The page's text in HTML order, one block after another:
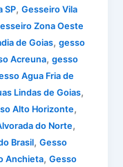
SP,Gesseiro Vila
Zona Oeste
de Goias,gesso
Acreuna,gesso
Agua Fria de
Lindas de Goias,
Alto Horizonte,
do Norte,
Brasil,Gesso
Anchieta,Gesso